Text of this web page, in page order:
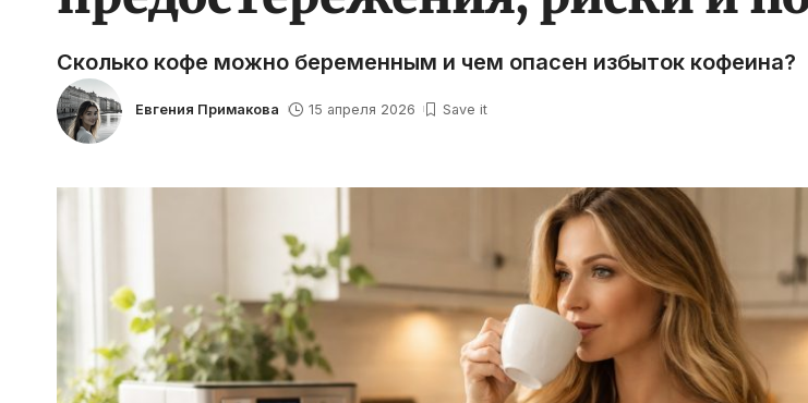
Сколько кофе можно беременным и чем опасен избыток кофеина?
Евгения Примакова 15 апреля 2026